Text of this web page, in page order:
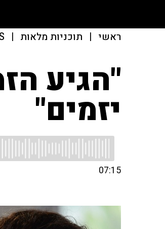
ראשי | תוכניות מלאות |
"הגיע
יזמים"
07:15